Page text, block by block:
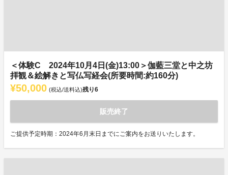
＜体験C 2024年10月4日(金)13:00＞伽藍三堂と中之坊
拝観＆絵解きと写仏写経会(所要時間:約160分)
¥50,000 (税込/送料込)残り6
販売終了
ご提供予定時期：2024年6月末日までにご案内をお送りいたします。